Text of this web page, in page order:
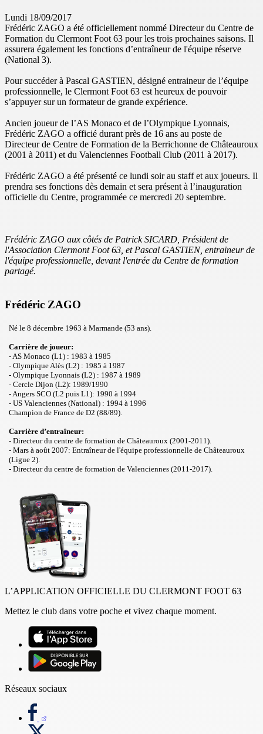
Lundi 18/09/2017
Frédéric ZAGO a été officiellement nommé Directeur du Centre de
Formation du Clermont Foot 63 pour les trois prochaines saisons. Il
assurera également les fonctions d’entraîneur de l'équipe réserve
(National 3).
Pour succéder à Pascal GASTIEN, désigné entraineur de l’équipe
professionnelle, le Clermont Foot 63 est heureux de pouvoir
s’appuyer sur un formateur de grande expérience.
Ancien joueur de l’AS Monaco et de l’Olympique Lyonnais,
Frédéric ZAGO a officié durant près de 16 ans au poste de
Directeur de Centre de Formation de la Berrichonne de Châteauroux
(2001 à 2011) et du Valenciennes Football Club (2011 à 2017).
Frédéric ZAGO a été présenté ce lundi soir au staff et aux joueurs. Il
prendra ses fonctions dès demain et sera présent à l’inauguration
officielle du Centre, programmée ce mercredi 20 septembre.
Frédéric ZAGO aux côtés de Patrick SICARD, Président de
l'Association Clermont Foot 63, et Pascal GASTIEN, entraineur de
l'équipe professionnelle, devant l'entrée du Centre de formation
partagé.
Frédéric ZAGO
Né le 8 décembre 1963 à Marmande (53 ans).
Carrière de joueur:
- AS Monaco (L1) : 1983 à 1985
- Olympique Alès (L2) : 1985 à 1987
- Olympique Lyonnais (L2) : 1987 à 1989
- Cercle Dijon (L2): 1989/1990
- Angers SCO (L2 puis L1): 1990 à 1994
- US Valenciennes (National) : 1994 à 1996
Champion de France de D2 (88/89).
Carrière d’entraîneur:
- Directeur du centre de formation de Châteauroux (2001-2011).
- Mars à août 2007: Entraîneur de l'équipe professionnelle de Châteauroux
(Ligue 2).
- Directeur du centre de formation de Valenciennes (2011-2017).
L’APPLICATION OFFICIELLE DU CLERMONT FOOT 63
Mettez le club dans votre poche et vivez chaque moment.
Réseaux sociaux